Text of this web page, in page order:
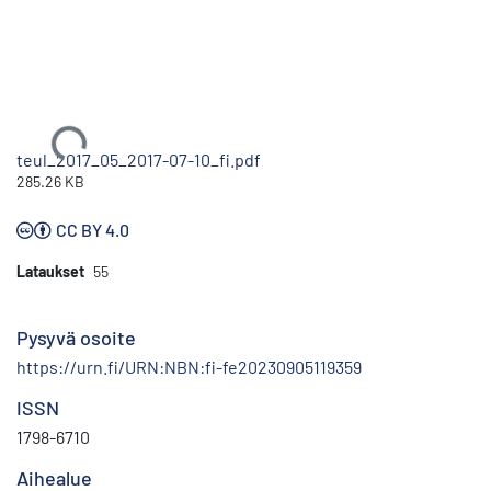
Ladataan...
teul_2017_05_2017-07-10_fi.pdf
285.26 KB
CC BY 4.0
Lataukset 55
Pysyvä osoite
https://urn.fi/URN:NBN:fi-fe20230905119359
ISSN
1798-6710
Aihealue